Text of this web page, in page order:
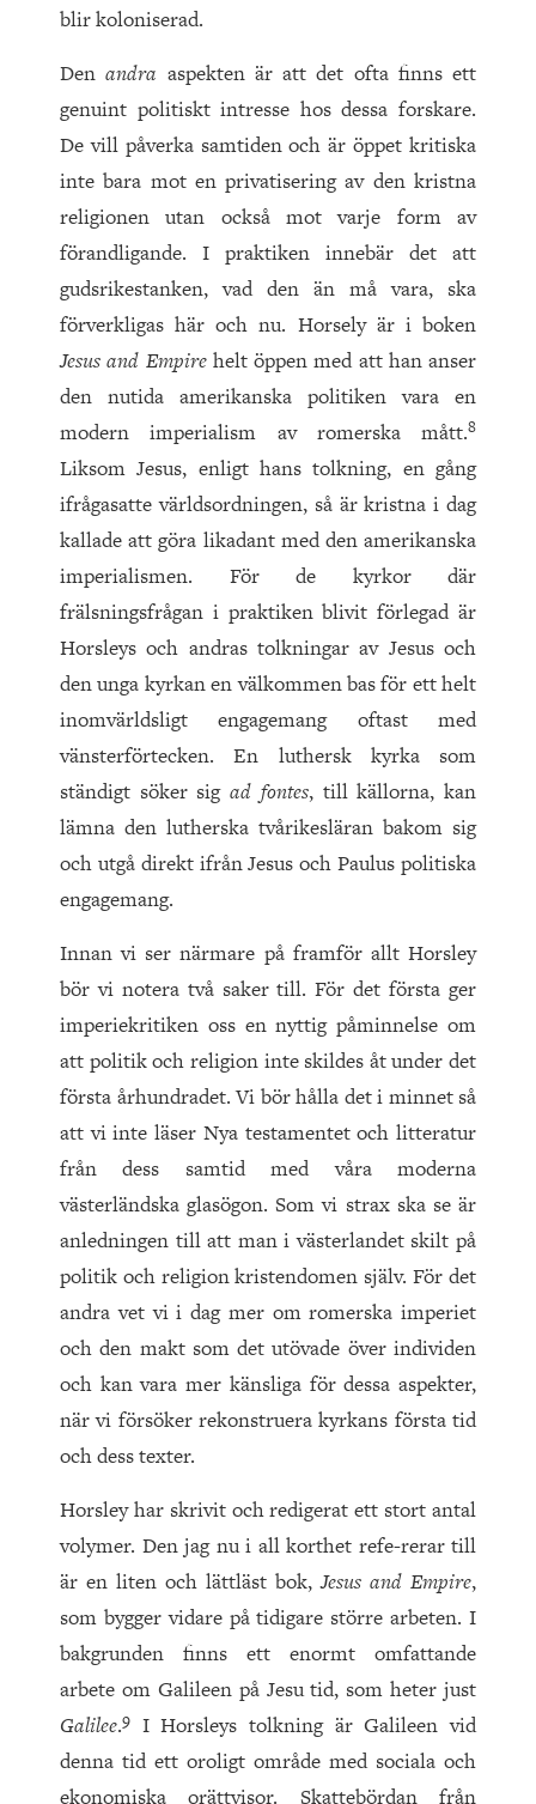
blir koloniserad.
Denandra aspekten är att det ofta finns ett
genuint politiskt intresse hos dessa forskare.
De vill påverka samtiden och är öppet kritiska
inte bara mot en privatisering av den kristna
religionen utan också mot varje form av
förandligande. I praktiken innebär det att
gudsrikestanken, vad den än må vara, ska
förverkligas här och nu. Horsely är i boken
Jesus and Empirehelt öppen med att han anser
den nutida amerikanska politiken vara en
modern imperialism av romerska mått.8
Liksom Jesus, enligt hans tolkning, en gång
ifrågasatte världsordningen, så är kristna i dag
kallade att göra likadant med den amerikanska
imperialismen. För de kyrkor där
frälsningsfrågan i praktiken blivit förlegad är
Horsleys och andras tolkningar av Jesus och
den unga kyrkan en välkommen bas för ett helt
inomvärldsligt engagemang oftast med
vänsterförtecken. En luthersk kyrka som
ständigt söker sigad fontes, till källorna, kan
lämna den lutherska tvårikesläran bakom sig
och utgå direkt ifrån Jesus och Paulus politiska
engagemang.
Innan vi ser närmare på framför allt Horsley
bör vi notera två saker till. För det första ger
imperiekritiken oss en nyttig påminnelse om
att politik och religion inte skildes åt under det
första århundradet. Vi bör hålla det i minnet så
att vi inte läser Nya testamentet och litteratur
från dess samtid med våra moderna
västerländska glasögon. Som vi strax ska se är
anledningen till att man i västerlandet skilt på
politik och religion kristendomen själv. För det
andra vet vi i dag mer om romerska imperiet
och den makt som det utövade över individen
och kan vara mer känsliga för dessa aspekter,
när vi försöker rekonstruera kyrkans första tid
och dess texter.
Horsley har skrivit och redigerat ett stort antal
volymer. Den jag nu i all korthet refe-rerar till
är en liten och lättläst bok,Jesus and Empire,
som bygger vidare på tidigare större arbeten. I
bakgrunden finns ett enormt omfattande
arbete om Galileen på Jesu tid, som heter just
Galilee.9 I Horsleys tolkning är Galileen vid
denna tid ett oroligt område med sociala och
ekonomiska orättvisor. Skattebördan från